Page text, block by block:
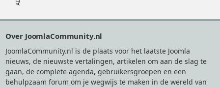
Over JoomlaCommunity.nl
JoomlaCommunity.nl is de plaats voor het laatste Joomla
nieuws, de nieuwste vertalingen, artikelen om aan de slag te
gaan, de complete agenda, gebruikersgroepen en een
behulpzaam forum om je wegwijs te maken in de wereld van